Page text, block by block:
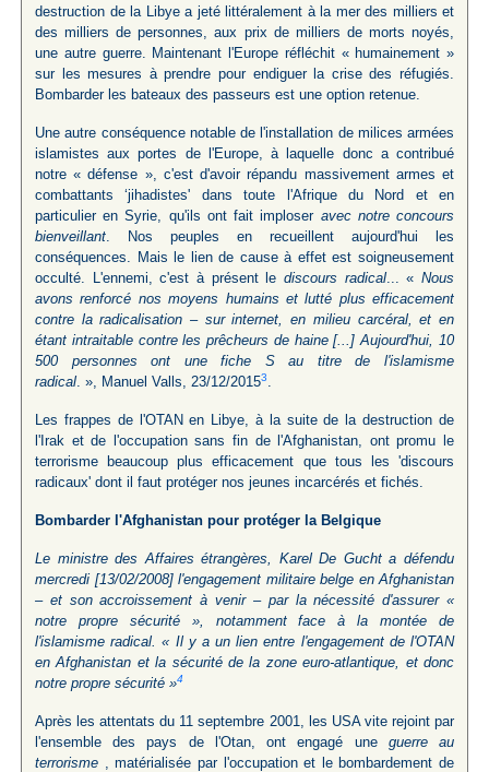
destruction de la Libye a jeté littéralement à la mer des milliers et
des milliers de personnes, aux prix de milliers de morts noyés,
une autre guerre. Maintenant l'Europe réfléchit « humainement »
sur les mesures à prendre pour endiguer la crise des réfugiés.
Bombarder les bateaux des passeurs est une option retenue.
Une autre conséquence notable de l'installation de milices armées
islamistes aux portes de l'Europe, à laquelle donc a contribué
notre « défense », c'est d'avoir répandu massivement armes et
combattants ‘jihadistes' dans toute l'Afrique du Nord et en
particulier en Syrie, qu'ils ont fait imploser avec notre concours
bienveillant. Nos peuples en recueillent aujourd'hui les
conséquences. Mais le lien de cause à effet est soigneusement
occulté. L'ennemi, c'est à présent le discours radical... «Nous
avons renforcé nos moyens humains et lutté plus efficacement
contre la radicalisation – sur internet, en milieu carcéral, et en
étant intraitable contre les prêcheurs de haine [...] Aujourd'hui, 10
500 personnes ont une fiche S au titre de l'islamisme
radical. », Manuel Valls, 23/12/20153.
Les frappes de l'OTAN en Libye, à la suite de la destruction de
l'Irak et de l'occupation sans fin de l'Afghanistan, ont promu le
terrorisme beaucoup plus efficacement que tous les 'discours
radicaux' dont il faut protéger nos jeunes incarcérés et fichés.
Bombarder l'Afghanistan pour protéger la Belgique
Le ministre des Affaires étrangères, Karel De Gucht a défendu
mercredi [13/02/2008] l'engagement militaire belge en Afghanistan
– et son accroissement à venir – par la nécessité d'assurer «
notre propre sécurité », notamment face à la montée de
l'islamisme radical. « Il y a un lien entre l'engagement de l'OTAN
en Afghanistan et la sécurité de la zone euro-atlantique, et donc
notre propre sécurité »4
Après les attentats du 11 septembre 2001, les USA vite rejoint par
l'ensemble des pays de l'Otan, ont engagé une guerre au
terrorisme , matérialisée par l'occupation et le bombardement de